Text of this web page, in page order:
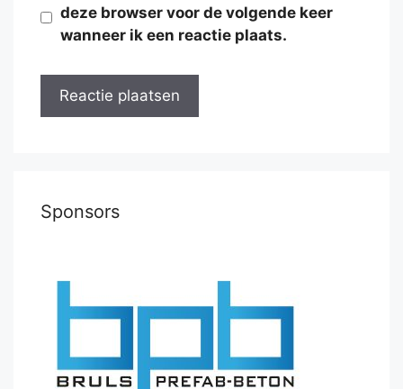
deze browser voor de volgende keer
wanneer ik een reactie plaats.
Sponsors